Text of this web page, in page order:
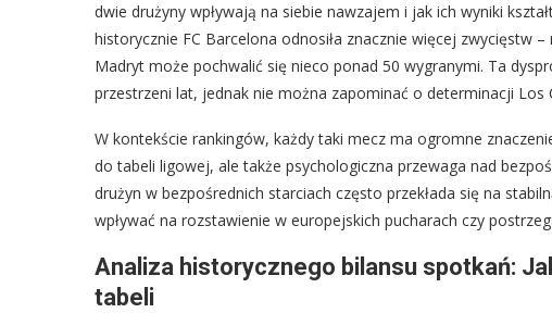
dwie drużyny wpływają na siebie nawzajem i jak ich wyniki
historycznie FC Barcelona odnosiła znacznie więcej zwycięstw
Madryt może pochwalić się nieco ponad 50 wygranymi. Ta
przestrzeni lat, jednak nie można zapominać o determinacji
W kontekście rankingów, każdy taki mecz ma ogromne
do tabeli ligowej, ale także psychologiczna przewaga nad
drużyn w bezpośrednich starciach często przekłada się na
wpływać na rozstawienie w europejskich pucharach czy
Analiza historycznego bilansu spotkań:
tabeli